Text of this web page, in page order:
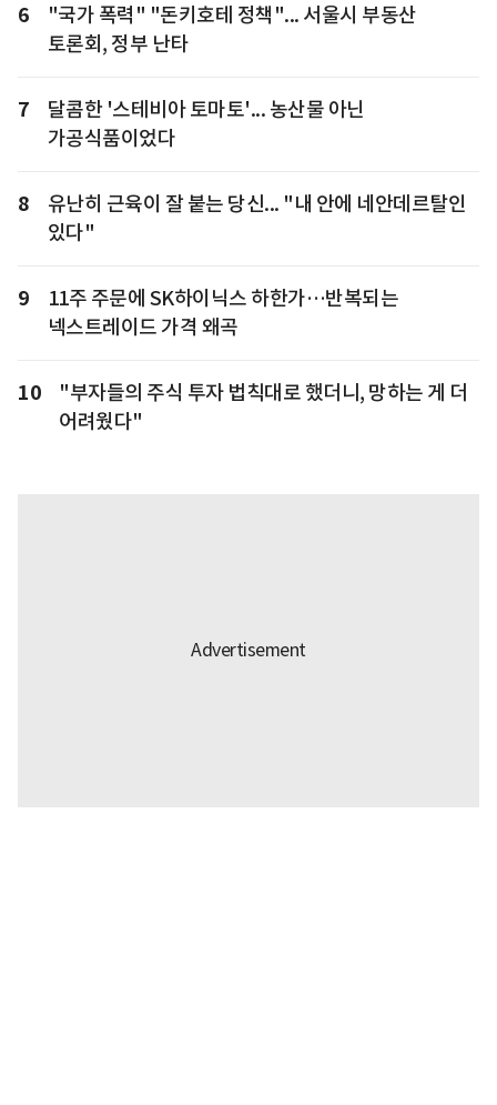
6
"국가 폭력" "돈키호테 정책"... 서울시 부동산
토론회, 정부 난타
7
달콤한 '스테비아 토마토'... 농산물 아닌
가공식품이었다
8
유난히 근육이 잘 붙는 당신... "내 안에 네안데르탈인
있다"
9
11주 주문에 SK하이닉스 하한가…반복되는
넥스트레이드 가격 왜곡
10
"부자들의 주식 투자 법칙대로 했더니, 망하는 게 더
어려웠다"